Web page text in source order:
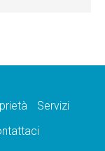
Servizi